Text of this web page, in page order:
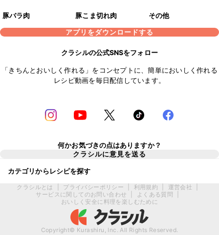
豚バラ肉 豚こま切れ肉
その他
アプリをダウンロードする
クラシルの公式SNSをフォロー
「きちんとおいしく作れる」をコンセプトに、簡単においしく作れる
レシピ動画を毎日配信しています。
何かお気づきの点はありますか？
クラシルに意見を送る
カテゴリからレシピを探す
クラシルとは プライバシーポリシー 利用規約 運営会社
サービスに関してのお問い合わせ
よくある質問
おいしく安全に料理を楽しむために
Copyright© Kurashiru, Inc. All Rights Reserved.